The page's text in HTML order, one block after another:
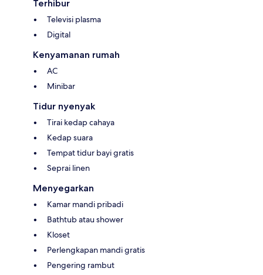
Terhibur
Televisi plasma
Digital
Kenyamanan rumah
AC
Minibar
Tidur nyenyak
Tirai kedap cahaya
Kedap suara
Tempat tidur bayi gratis
Seprai linen
Menyegarkan
Kamar mandi pribadi
Bathtub atau shower
Kloset
Perlengkapan mandi gratis
Pengering rambut